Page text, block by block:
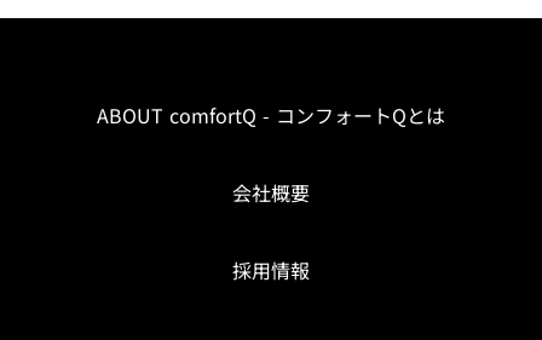
ABOUT comfortQ - コンフォートQとは
会社概要
採用情報